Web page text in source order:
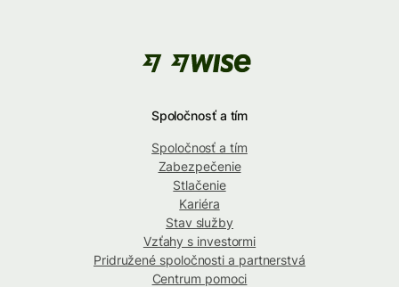
Spoločnosť a tím
Spoločnosť a tím
Zabezpečenie
Stlačenie
Kariéra
Stav služby
Vzťahy s investormi
Pridružené spoločnosti a partnerstvá
Centrum pomoci